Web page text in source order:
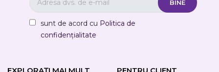
sunt de acord cu Politica de
confidențialitate
EXPLORAȚI MAI MULT
PENTRU CLIENT